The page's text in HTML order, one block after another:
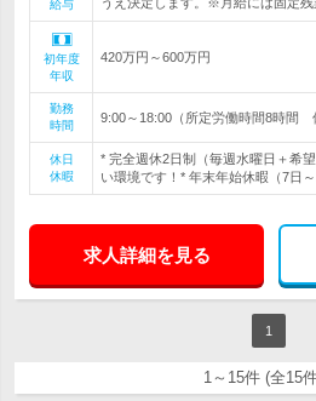
給与
初年度
年収
420万円～600万円
勤務
時間
9:00～18:00（所定労働時間8時間
休日
休暇
* 完全週休2日制（毎週水曜日＋希
い環境です！* 年末年始休暇（7日
求人詳細を見る
1
1～15件 (全15